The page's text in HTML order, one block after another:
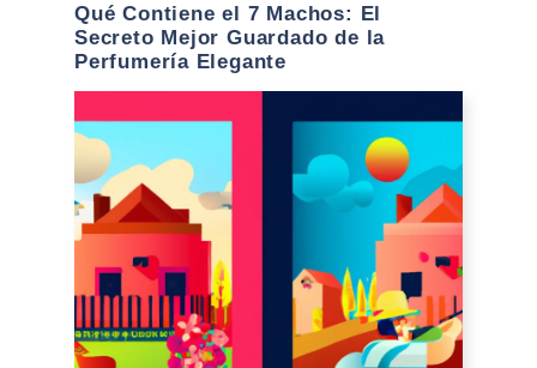
Qué Contiene el 7 Machos: El
Secreto Mejor Guardado de la
Perfumería Elegante